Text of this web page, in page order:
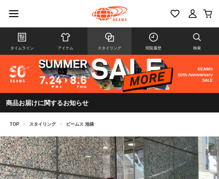
タイムライン アイテム スタイリング 閲覧履歴 検索
商品お届けに関するお知らせ
TOP > スタイリング > ビームス 池袋